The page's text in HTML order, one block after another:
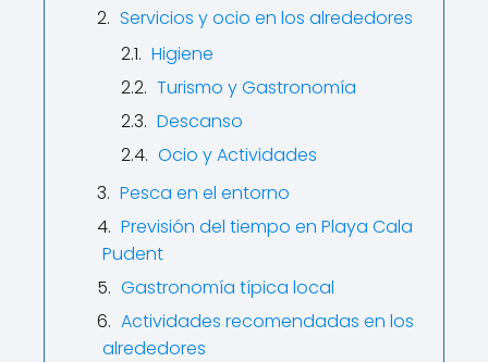
Servicios y ocio en los alrededores
Higiene
Turismo y Gastronomía
Descanso
Ocio y Actividades
Pesca en el entorno
Previsión del tiempo en Playa Cala
Pudent
Gastronomía típica local
Actividades recomendadas en los
alrededores